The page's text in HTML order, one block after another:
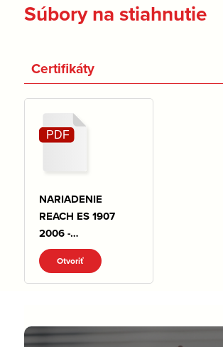
Súbory na stiahnutie
Certifikáty
NARIADENIE
REACH ES 1907
2006 -
VYHLASENIE.pdf
Otvoriť